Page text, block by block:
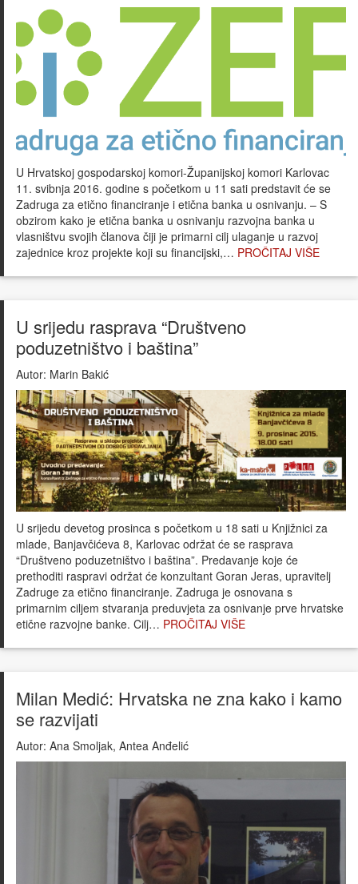
U Hrvatskoj gospodarskoj komori-Županijskoj komori Karlovac
11. svibnja 2016. godine s početkom u 11 sati predstavit će se
Zadruga za etično financiranje i etična banka u osnivanju. – S
obzirom kako je etična banka u osnivanju razvojna banka u
vlasništvu svojih članova čiji je primarni cilj ulaganje u razvoj
zajednice kroz projekte koji su financijski,… PROČITAJ VIŠE
U srijedu rasprava “Društveno
poduzetništvo i baština”
Autor: Marin Bakić
U srijedu devetog prosinca s početkom u 18 sati u Knjižnici za
mlade, Banjavčićeva 8, Karlovac održat će se rasprava
“Društveno poduzetništvo i baština”. Predavanje koje će
prethoditi raspravi održat će konzultant Goran Jeras, upravitelj
Zadruge za etično financiranje. Zadruga je osnovana s
primarnim ciljem stvaranja preduvjeta za osnivanje prve hrvatske
etične razvojne banke. Cilj… PROČITAJ VIŠE
Milan Medić: Hrvatska ne zna kako i kamo
se razvijati
Autor: Ana Smoljak, Antea Anđelić